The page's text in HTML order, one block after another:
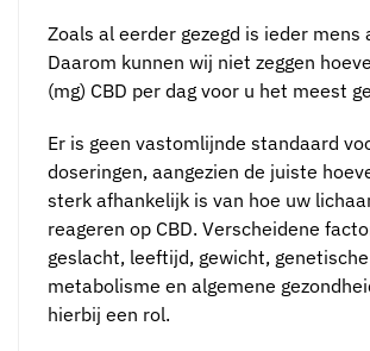
Zoals al eerder gezegd is ieder mens
Daarom kunnen wij niet zeggen
(mg) CBD per dag voor u het meest
Er is geen vastomlijnde standaard
doseringen, aangezien de juiste
sterk afhankelijk is van hoe uw
reageren op CBD. Verscheidene
geslacht, leeftijd, gewicht,
metabolisme en algemene
hierbij een rol.